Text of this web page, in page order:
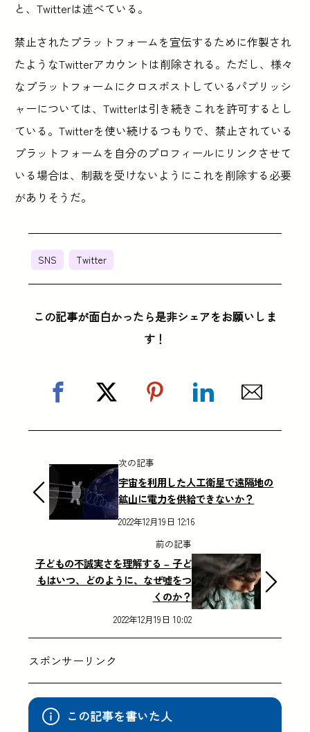
と、Twitterは述べている。
禁止されたプラットフォームを宣伝するために作製され
たようなTwitterアカウントは削除される。ただし、様々
なプラットフォームにクロスポストしているパブリッシ
ャーについては、Twitterは引き続きこれを許可するとし
ている。Twitterを使い続けるつもりで、禁止されている
プラットフォームを自分のプロフィールにリンクさせて
いる場合は、制裁を受けないようにこれを削除する必要
がありそうだ。
SNS Twitter
この記事が面白かったら是非シェアをお願いしま
す！
次の記事
宇宙を利用した人工衛星で遠隔地の
鉱山に電力を供給できないか？
2022年12月19日 12:16
前の記事
子どもの不誠実さを理解する – 子ど
もはいつ、どのように、なぜ嘘をつ
くのか？
2022年12月19日 10:02
スポンサーリンク
この記事を書いた人